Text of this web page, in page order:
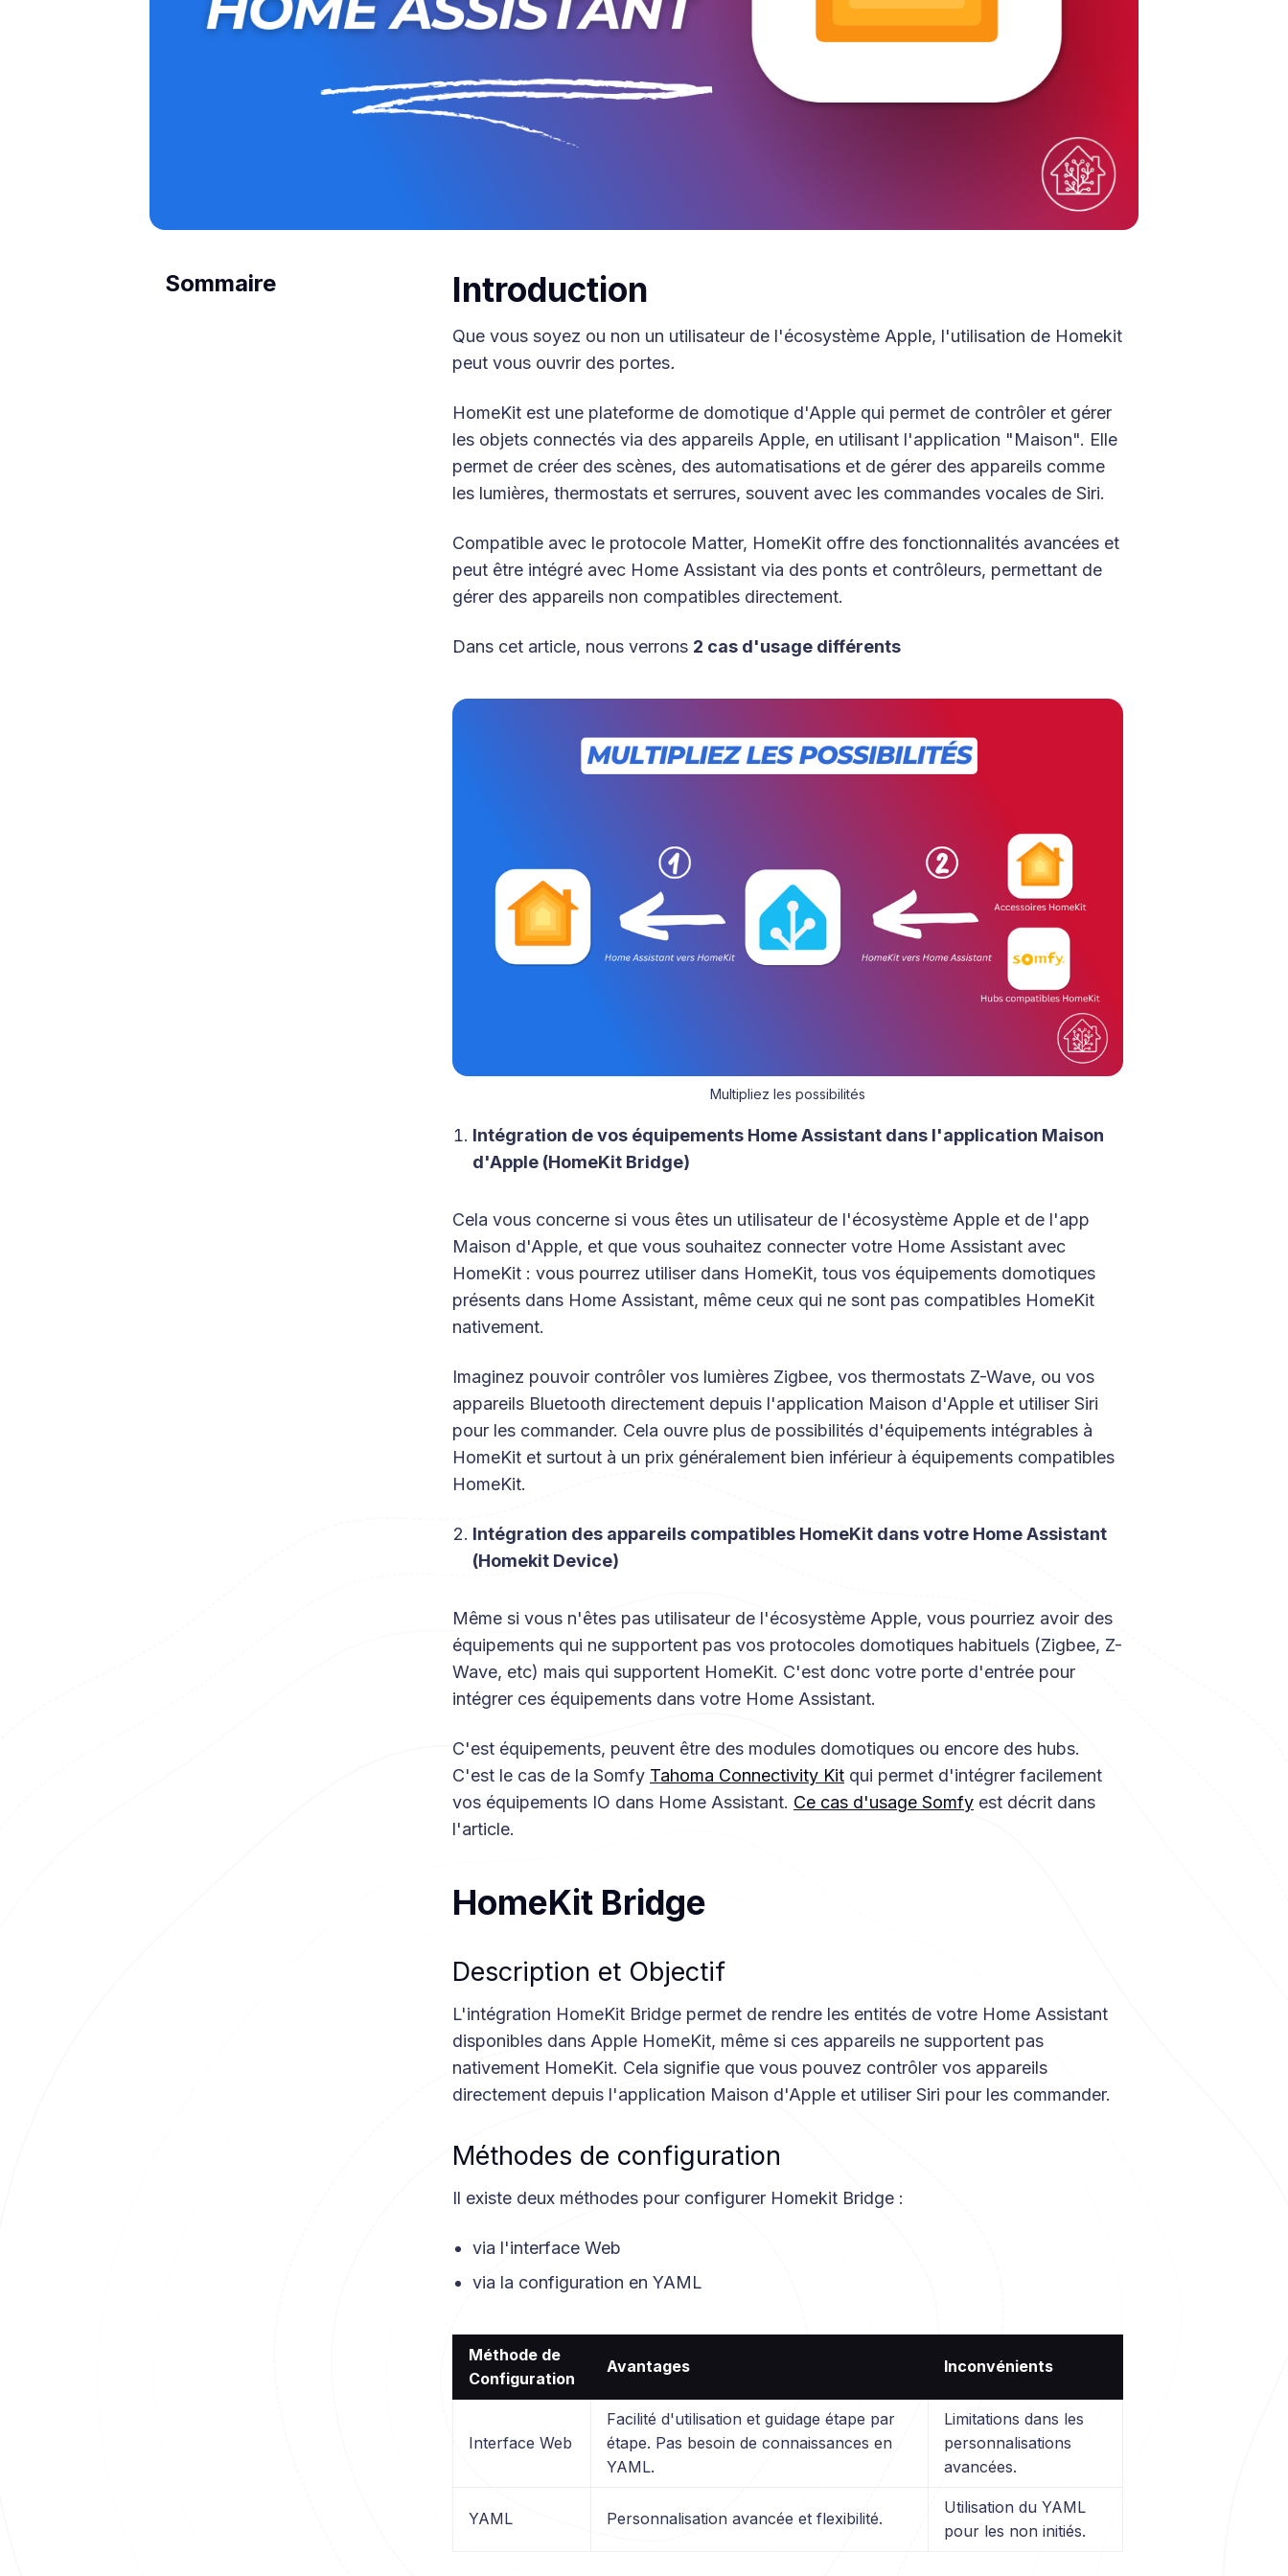
Sommaire Introduction
Que vous soyez ou non un utilisateur de l'écosystème Apple, l'utilisation de Homekit
peut vous ouvrir des portes.
HomeKit est une plateforme de domotique d'Apple qui permet de contrôler et gérer
les objets connectés via des appareils Apple, en utilisant l'application "Maison". Elle
permet de créer des scènes, des automatisations et de gérer des appareils comme
les lumières, thermostats et serrures, souvent avec les commandes vocales de Siri.
Compatible avec le protocole Matter, HomeKit offre des fonctionnalités avancées et
peut être intégré avec Home Assistant via des ponts et contrôleurs, permettant de
gérer des appareils non compatibles directement.
Dans cet article, nous verrons 2 cas d'usage différents
Multipliez les possibilités
Intégration de vos équipements Home Assistant dans l'application Maison
d'Apple (HomeKit Bridge)
Cela vous concerne si vous êtes un utilisateur de l'écosystème Apple et de l'app
Maison d'Apple, et que vous souhaitez connecter votre Home Assistant avec
HomeKit : vous pourrez utiliser dans HomeKit, tous vos équipements domotiques
présents dans Home Assistant, même ceux qui ne sont pas compatibles HomeKit
nativement.
Imaginez pouvoir contrôler vos lumières Zigbee, vos thermostats Z-Wave, ou vos
appareils Bluetooth directement depuis l'application Maison d'Apple et utiliser Siri
pour les commander. Cela ouvre plus de possibilités d'équipements intégrables à
HomeKit et surtout à un prix généralement bien inférieur à équipements compatibles
HomeKit.
Intégration des appareils compatibles HomeKit dans votre Home Assistant
(Homekit Device)
Même si vous n'êtes pas utilisateur de l'écosystème Apple, vous pourriez avoir des
équipements qui ne supportent pas vos protocoles domotiques habituels (Zigbee, Z-
Wave, etc) mais qui supportent HomeKit. C'est donc votre porte d'entrée pour
intégrer ces équipements dans votre Home Assistant.
C'est équipements, peuvent être des modules domotiques ou encore des hubs.
C'est le cas de la Somfy Tahoma Connectivity Kit qui permet d'intégrer facilement
vos équipements IO dans Home Assistant. Ce cas d'usage Somfy est décrit dans
l'article.
HomeKit Bridge
Description et Objectif
L'intégration HomeKit Bridge permet de rendre les entités de votre Home Assistant
disponibles dans Apple HomeKit, même si ces appareils ne supportent pas
nativement HomeKit. Cela signifie que vous pouvez contrôler vos appareils
directement depuis l'application Maison d'Apple et utiliser Siri pour les commander.
Méthodes de configuration
Il existe deux méthodes pour configurer Homekit Bridge :
via l'interface Web
via la configuration en YAML
Méthode de
Configuration
Avantages Inconvénients
Interface Web
Facilité d'utilisation et guidage étape par
étape. Pas besoin de connaissances en
YAML.
Limitations dans les
personnalisations
avancées.
YAML Personnalisation avancée et flexibilité.
Utilisation du YAML
pour les non initiés.